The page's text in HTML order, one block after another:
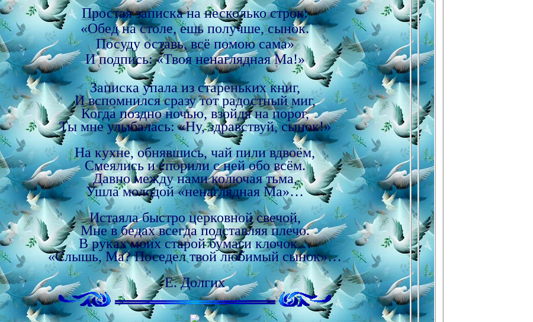
Простая записка на несколько строк:
«Обед на столе, ешь получше, сынок.
Посуду оставь, всё помою сама»
И подпись: «Твоя ненаглядная Ма!»
Записка упала из стареньких книг,
И вспомнился сразу тот радостный миг,
Когда поздно ночью, взойдя на порог,
Ты мне улыбалась: «Ну, здравствуй, сынок!»
На кухне, обнявшись, чай пили вдвоём,
Смеялись и спорили с ней обо всём.
Давно между нами колючая тьма,
Ушла молодой «ненаглядная Ма»…
Истаяла быстро церковной свечой,
Мне в бедах всегда подставляя плечо.
В руках моих старой бумаги клочок…
«Слышь, Ма? Поседел твой любимый сынок»…
Е. Долгих